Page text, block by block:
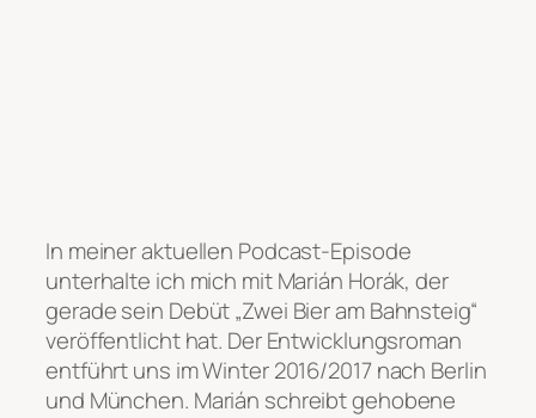
In meiner aktuellen Podcast-Episode
unterhalte ich mich mit Marián Horák, der
gerade sein Debüt „Zwei Bier am Bahnsteig“
veröffentlicht hat. Der Entwicklungsroman
entführt uns im Winter 2016/2017 nach Berlin
und München. Marián schreibt gehobene